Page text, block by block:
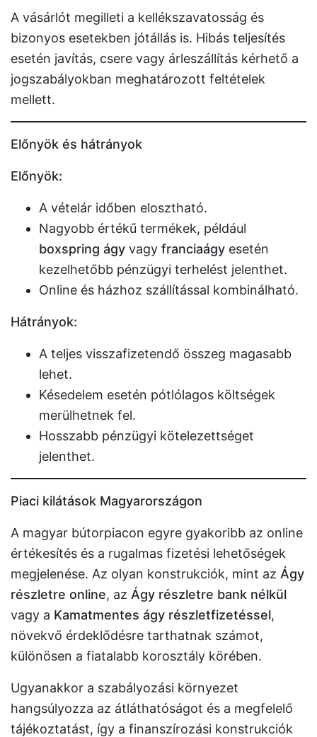
A vásárlót megilleti a kellékszavatosság és
bizonyos esetekben jótállás is. Hibás teljesítés
esetén javítás, csere vagy árleszállítás kérhető a
jogszabályokban meghatározott feltételek
mellett.
Előnyök és hátrányok
Előnyök:
A vételár időben elosztható.
Nagyobb értékű termékek, például
boxspring ágy vagy franciaágy esetén
kezelhetőbb pénzügyi terhelést jelenthet.
Online és házhoz szállítással kombinálható.
Hátrányok:
A teljes visszafizetendő összeg magasabb
lehet.
Késedelem esetén pótlólagos költségek
merülhetnek fel.
Hosszabb pénzügyi kötelezettséget
jelenthet.
Piaci kilátások Magyarországon
A magyar bútorpiacon egyre gyakoribb az online
értékesítés és a rugalmas fizetési lehetőségek
megjelenése. Az olyan konstrukciók, mint az Ágy
részletre online, az Ágy részletre bank nélkül
vagy a Kamatmentes ágy részletfizetéssel,
növekvő érdeklődésre tarthatnak számot,
különösen a fiatalabb korosztály körében.
Ugyanakkor a szabályozási környezet
hangsúlyozza az átláthatóságot és a megfelelő
tájékoztatást, így a finanszírozási konstrukciók